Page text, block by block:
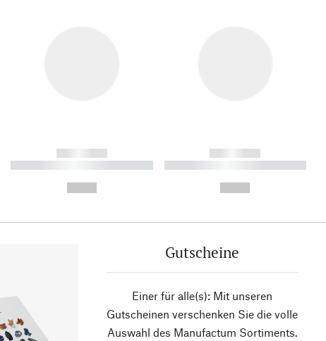
------------
----------- ----------- ----------
------------
----------- ----------- ----------
Gutscheine
Einer für alle(s): Mit unseren
Gutscheinen verschenken Sie die volle
Auswahl des Manufactum Sortiments.